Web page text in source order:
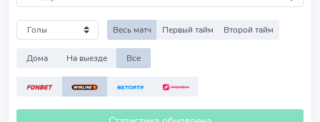
Весь матч Первый тайм Второй тайм
Дома На выезде Все